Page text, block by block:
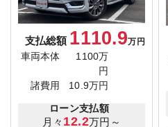
支払総額 1110.9万円
車両本体
1100万
円
諸費用
10.9万円
ローン支払額
月々 12.2万円～